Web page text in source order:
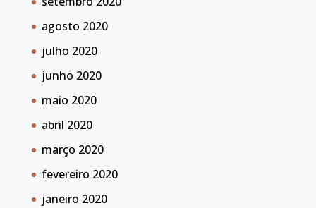
agosto 2020
julho 2020
junho 2020
maio 2020
abril 2020
março 2020
fevereiro 2020
janeiro 2020